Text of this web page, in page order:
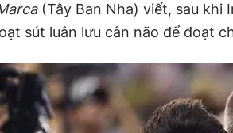
(Tây Ban Nha) viết, sau khi
sút luân lưu cân não để đoạt